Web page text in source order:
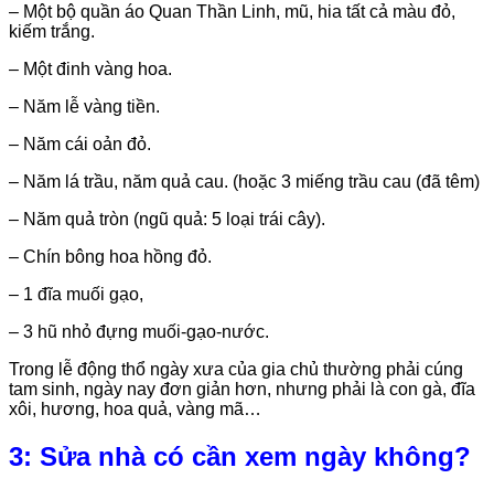
– Một bộ quần áo Quan Thần Linh, mũ, hia tất cả màu đỏ,
kiếm trắng.
– Một đinh vàng hoa.
– Năm lễ vàng tiền.
– Năm cái oản đỏ.
– Năm lá trầu, năm quả cau. (hoặc 3 miếng trầu cau (đã têm)
– Năm quả tròn (ngũ quả: 5 loại trái cây).
– Chín bông hoa hồng đỏ.
– 1 đĩa muối gạo,
– 3 hũ nhỏ đựng muối-gạo-nước.
Trong lễ động thổ ngày xưa của gia chủ thường phải cúng
tam sinh, ngày nay đơn giản hơn, nhưng phải là con gà, đĩa
xôi, hương, hoa quả, vàng mã…
3: Sửa nhà có cần xem ngày không?